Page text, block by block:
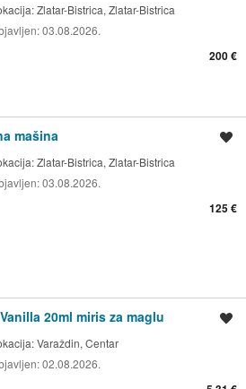
Zlatar-Bistrica, Zlatar-Bistrica
03.08.2026.
200 €
mašina
Zlatar-Bistrica, Zlatar-Bistrica
03.08.2026.
125 €
20ml miris za maglu
Varaždin, Centar
02.08.2026.